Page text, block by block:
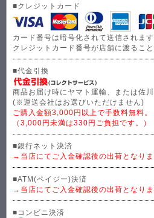
■クレジットカード
カード番号は暗号化されて送信されます
クレジットカード番号が店舗に渡ること
■代金引換
商品お届け時にヤマト運輸、または佐
(※運送会社はお選びいただけません)
ご購入金額3,000円以上で手数料無料。
（3,000円未満は330円ご負担です。）
■銀行ネット決済
→当店にてご入金確認後の出荷となりま
■ATM(ペイジー)決済
→当店にてご入金確認後の出荷となりま
■コンビニ決済